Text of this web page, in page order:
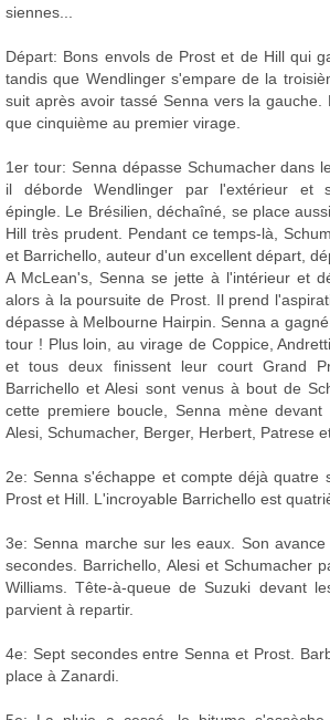
siennes...
Départ: Bons envols de Prost et de Hill qui
tandis que Wendlinger s'empare de la
suit après avoir tassé Senna vers la gauche.
que cinquième au premier virage.
1er tour: Senna dépasse Schumacher dans
il déborde Wendlinger par l'extérieur et
épingle. Le Brésilien, déchaîné, se place
Hill très prudent. Pendant ce temps-là,
et Barrichello, auteur d'un excellent départ,
A McLean's, Senna se jette à l'intérieur et
alors à la poursuite de Prost. Il prend
dépasse à Melbourne Hairpin. Senna a
tour ! Plus loin, au virage de Coppice,
et tous deux finissent leur court Grand
Barrichello et Alesi sont venus à bout de
cette premiere boucle, Senna mène devant
Alesi, Schumacher, Berger, Herbert, Patrese
2e: Senna s'échappe et compte déjà quatre
Prost et Hill. L'incroyable Barrichello est
3e: Senna marche sur les eaux. Son
secondes. Barrichello, Alesi et Schumacher
Williams. Tête-à-queue de Suzuki devant
parvient à repartir.
4e: Sept secondes entre Senna et Prost.
place à Zanardi.